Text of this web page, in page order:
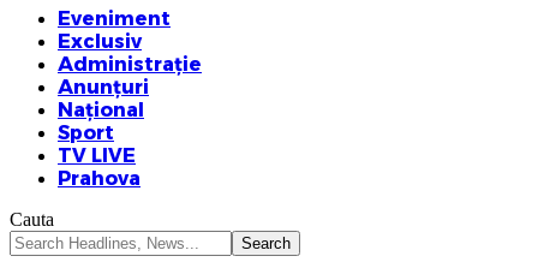
Eveniment
Exclusiv
Administrație
Anunțuri
Național
Sport
TV LIVE
Prahova
Cauta